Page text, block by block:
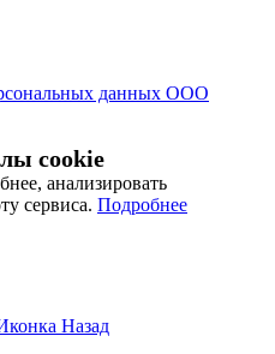
данных ООО
cookie
анализировать
сервиса. Подробнее
Назад